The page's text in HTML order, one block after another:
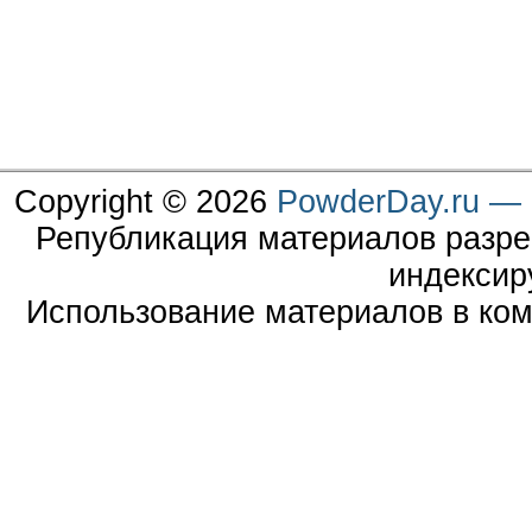
Copyright © 2026 PowderDay.ru —
Републикация материалов
Использование материалов в